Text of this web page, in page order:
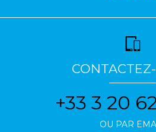
+33 3 20
OU PAR